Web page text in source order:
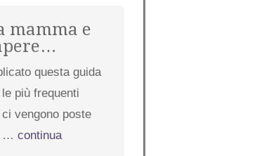
mamma e
questa guida
più frequenti
vengono poste
… continua